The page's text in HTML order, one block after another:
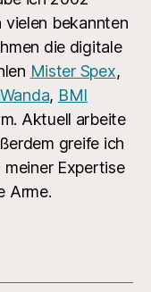
vielen bekannten
die digitale
Mister Spex,
, BMI
Aktuell arbeite
greife ich
Expertise
Arme.